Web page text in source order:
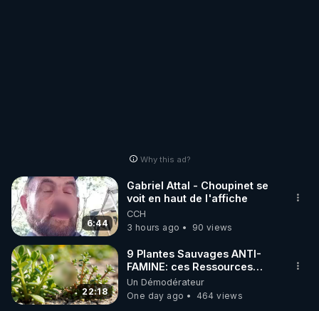
Why this ad?
6:44
Gabriel Attal - Choupinet se
voit en haut de l'affiche
CCH
3 hours ago
90 views
22:18
9 Plantes Sauvages ANTI-
FAMINE: ces Ressources
JARDIN&des Haies
Un Démodérateur
One day ago
464 views